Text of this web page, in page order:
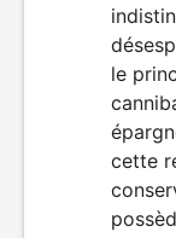
le
cette